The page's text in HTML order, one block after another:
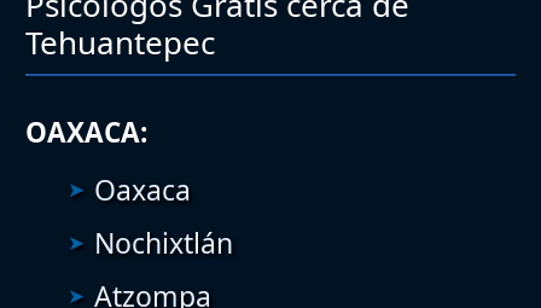
Tehuantepec
OAXACA:
Oaxaca
Nochixtlán
Atzompa